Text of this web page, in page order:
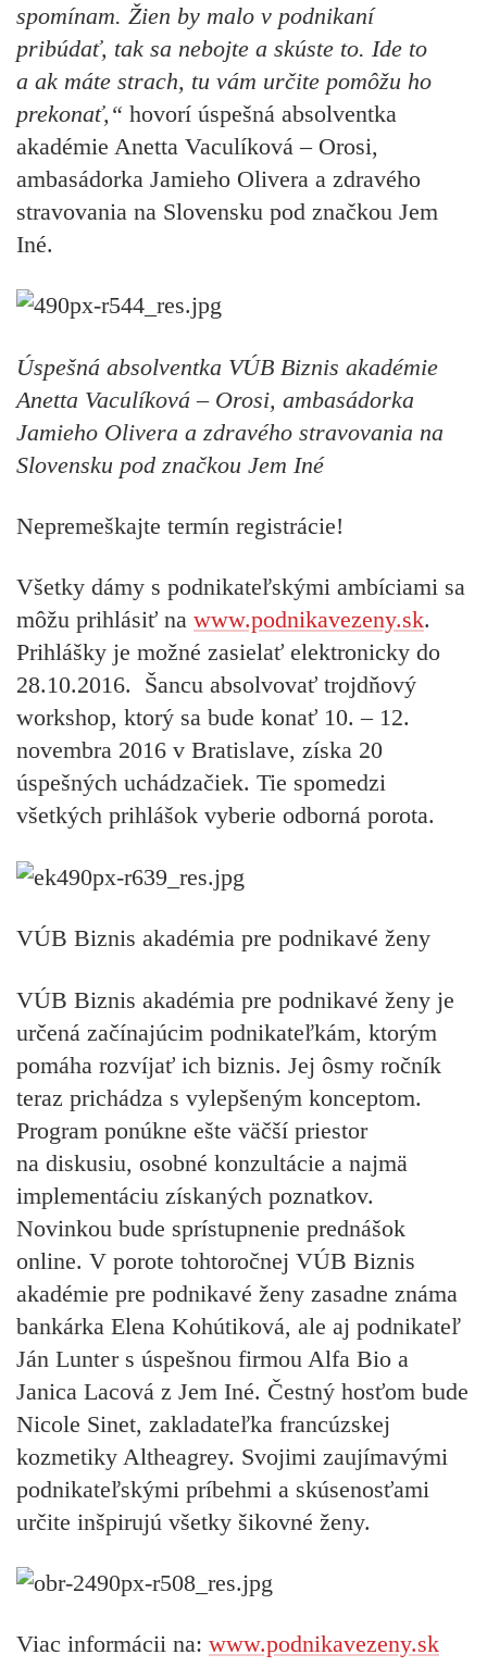
spomínam. Žien by malo v podnikaní
pribúdať, tak sa nebojte a skúste to. Ide to
a ak máte strach, tu vám určite pomôžu ho
prekonať,“ hovorí úspešná absolventka
akadémie Anetta Vaculíková – Orosi,
ambasádorka Jamieho Olivera a zdravého
stravovania na Slovensku pod značkou Jem
Iné.
Úspešná absolventka VÚB Biznis akadémie
Anetta Vaculíková – Orosi, ambasádorka
Jamieho Olivera a zdravého stravovania na
Slovensku pod značkou Jem Iné
Nepremeškajte termín registrácie!
Všetky dámy s podnikateľskými ambíciami sa
môžu prihlásiť na www.podnikavezeny.sk.
Prihlášky je možné zasielať elektronicky do
28.10.2016. Šancu absolvovať trojdňový
workshop, ktorý sa bude konať 10. – 12.
novembra 2016 v Bratislave, získa 20
úspešných uchádzačiek. Tie spomedzi
všetkých prihlášok vyberie odborná porota.
VÚB Biznis akadémia pre podnikavé ženy
VÚB Biznis akadémia pre podnikavé ženy je
určená začínajúcim podnikateľkám, ktorým
pomáha rozvíjať ich biznis. Jej ôsmy ročník
teraz prichádza s vylepšeným konceptom.
Program ponúkne ešte väčší priestor
na diskusiu, osobné konzultácie a najmä
implementáciu získaných poznatkov.
Novinkou bude sprístupnenie prednášok
online. V porote tohtoročnej VÚB Biznis
akadémie pre podnikavé ženy zasadne známa
bankárka Elena Kohútiková, ale aj podnikateľ
Ján Lunter s úspešnou firmou Alfa Bio a
Janica Lacová z Jem Iné. Čestný hosťom bude
Nicole Sinet, zakladateľka francúzskej
kozmetiky Altheagrey. Svojimi zaujímavými
podnikateľskými príbehmi a skúsenosťami
určite inšpirujú všetky šikovné ženy.
Viac informácii na: www.podnikavezeny.sk